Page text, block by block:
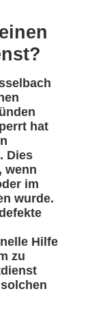
hat
Dies
wenn
im
wurde.
Hilfe
zu